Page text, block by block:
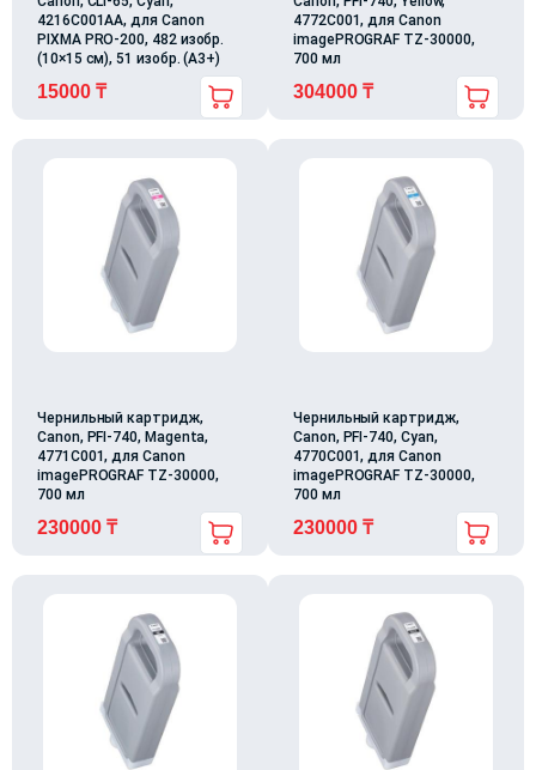
4216C001AA, для Canon
PIXMA PRO-200, 482 изобр.
(10×15 см), 51 изобр. (A3+)
15000 ₸
4772C001, для Canon
imagePROGRAF TZ-30000,
700 мл
304000 ₸
Чернильный картридж,
Canon, PFI-740, Magenta,
4771C001, для Canon
imagePROGRAF TZ-30000,
700 мл
230000 ₸
Чернильный картридж,
Canon, PFI-740, Cyan,
4770C001, для Canon
imagePROGRAF TZ-30000,
700 мл
230000 ₸